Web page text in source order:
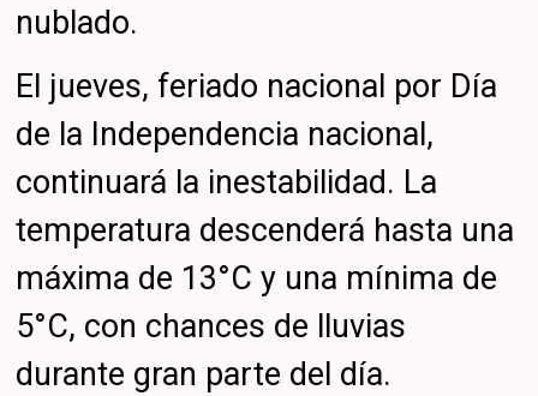
nublado.
El jueves, feriado nacional por Día
de la Independencia nacional,
continuará la inestabilidad. La
temperatura descenderá hasta una
máxima de 13°C y una mínima de
5°C, con chances de lluvias
durante gran parte del día.